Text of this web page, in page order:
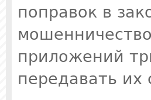
поправок в
приложений
передавать их